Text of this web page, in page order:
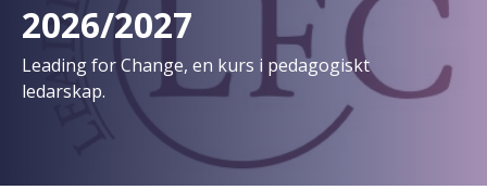
2026/2027
Leading for Change, en kurs i pedagogiskt
ledarskap.